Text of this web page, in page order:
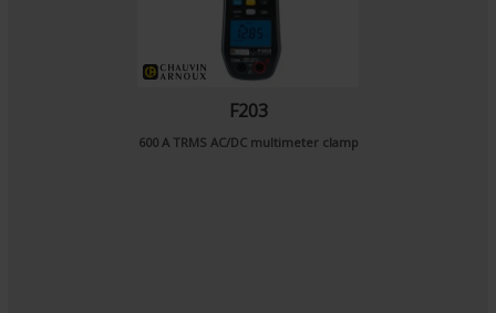
F203
600 A TRMS AC/DC multimeter clamp